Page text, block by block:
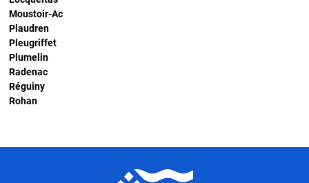
Moustoir-Ac
Plaudren
Pleugriffet
Plumelin
Radenac
Réguiny
Rohan